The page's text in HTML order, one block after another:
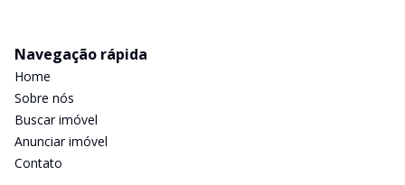
Navegação rápida
Home
Sobre nós
Buscar imóvel
Anunciar imóvel
Contato